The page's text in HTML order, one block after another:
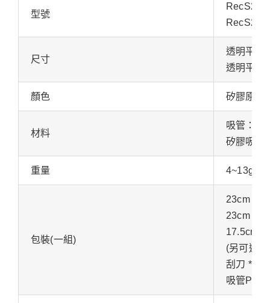
型號
尺寸
透明平口
透明平口
顏色 矽膠原色
材料
吸管：
矽膠吸管
重量 4~13g
包裝(一組)
23cm 加
23cm 珍
17.5cm
(另可選
刮刀 * 1 (
吸管PVC